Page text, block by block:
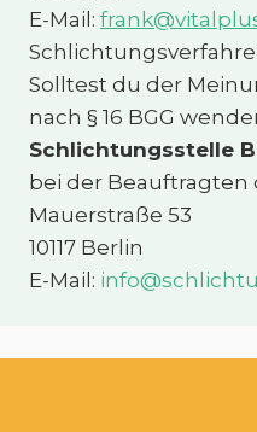
E-Mail:
Solltest du der
nach § 16 BGG
Schlichtungsstelle
bei der
Mauerstraße 53
10117 Berlin
E-Mail: